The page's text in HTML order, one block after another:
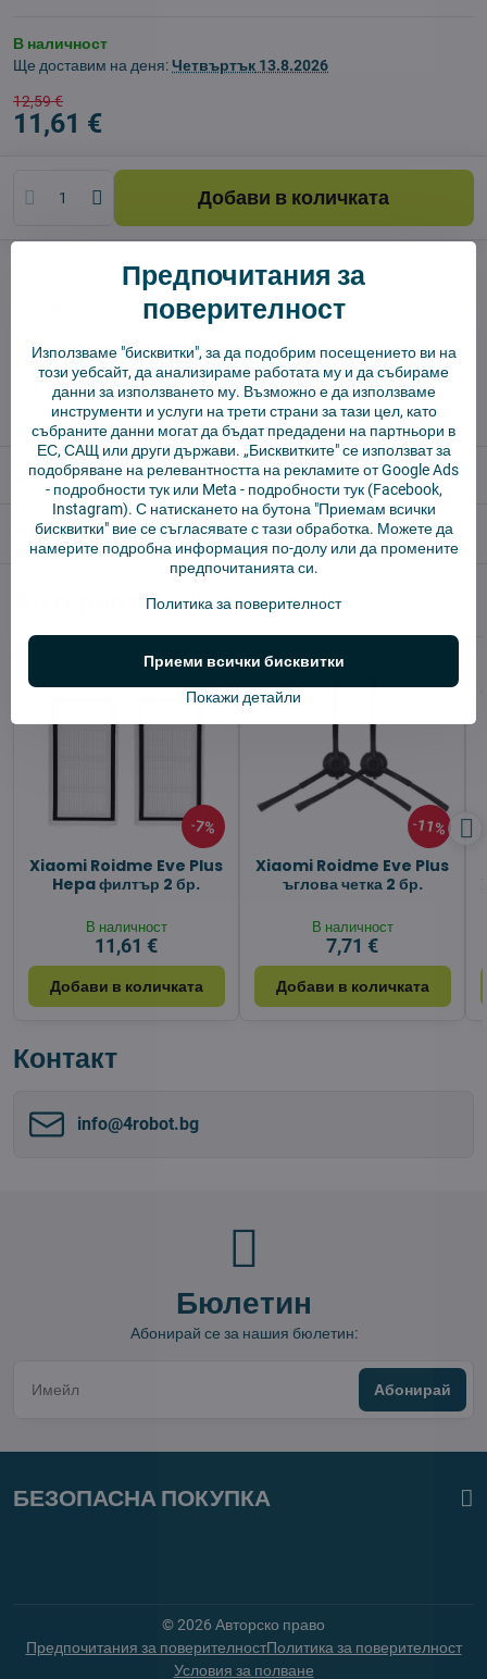
В наличност
Ще доставим на деня:Четвъртък 13.8.2026
12,59 €
11,61 €
Добави в количката
Доставки
Vysajto.sk
✅ Готов за изпращане веднага
✅ БЕЗПЛАТНА доставка над 55 EUR.
✅ 14 дни политика за връщане
Описание
Отзиви 0
Алтернативни продукти
7%
Xiaomi Roidme Eve Plus
Hepa филтър 2 бр.
В наличност
11,61 €
Добави в количката
11%
Xiaomi Roidme Eve Plus
ъглова четка 2 бр.
В наличност
7,71 €
Добави в количката
Контакт
info​@4robot​.bg
Бюлетин
Абонирай се за нашия бюлетин:
Абонирай
БЕЗОПАСНА ПОКУПКА
©2026 Авторско право
Предпочитания за поверителностПолитика за поверителност
Условия за полване
Предпочитания за
поверителност
Използваме "бисквитки", за да подобрим посещението ви на
този уебсайт, да анализираме работата му и да събираме
данни за използването му. Възможно е да използваме
инструменти и услуги на трети страни за тази цел, като
събраните данни могат да бъдат предадени на партньори в
ЕС, САЩ или други държави. „Бисквитките" се използват за
подобряване на релевантността на рекламите от Google Ads
- подробности тукили Meta - подробности тук(Facebook,
Instagram). С натискането на бутона "Приемам всички
бисквитки" вие се съгласявате с тази обработка. Можете да
намерите подробна информация по-долу или да промените
предпочитанията си.
Политика за поверителност
Покажи детайли
Приеми всички бисквитки